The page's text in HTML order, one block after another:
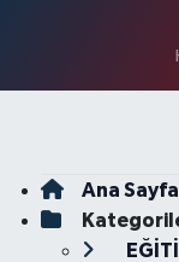
Ana Sayfa